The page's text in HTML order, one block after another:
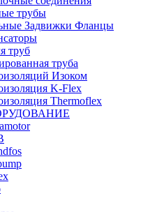
трубы
Задвижки Фланцы
труб
труба
Изоком
K-Flex
Thermoflex